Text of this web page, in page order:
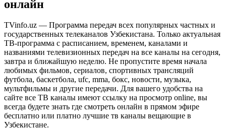
онлайн
TVinfo.uz — Программа передач всех популярных частных и
государственных телеканалов Узбекистана. Только актуальная
ТВ-программа с расписанием, временем, каналами и
названиями телевизионных передач на все каналы на сегодня,
завтра и ближайшую неделю. Не пропустите время начала
любимых фильмов, сериалов, спортивных трансляций
футбола, баскетбола, ufc, mma, бокс, новости, музыка,
мультфильмы и другие передачи. Для вашего удобства на
сайте все ТВ каналы имеют ссылку на просмотр online, вы
всегда будете знать где смотреть онлайн в прямом эфире
бесплатно или платно лучшие тв каналы вещающие в
Узбекистане.